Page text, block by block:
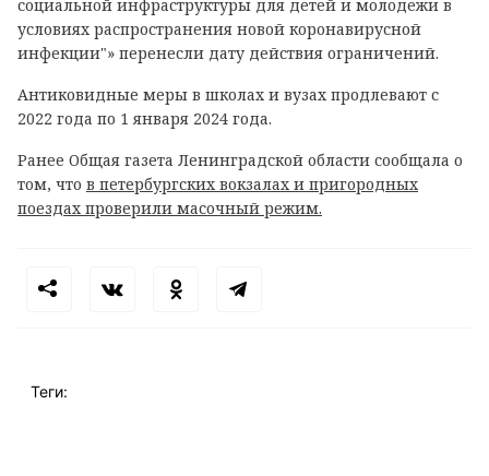
социальной инфраструктуры для детей и молодежи в
условиях распространения новой коронавирусной
инфекции"» перенесли дату действия ограничений.
Антиковидные меры в школах и вузах продлевают с
2022 года по 1 января 2024 года.
Ранее Общая газета Ленинградской области сообщала о
том, что в петербургских вокзалах и пригородных
поездах проверили масочный режим.
Теги: